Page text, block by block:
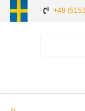
+49